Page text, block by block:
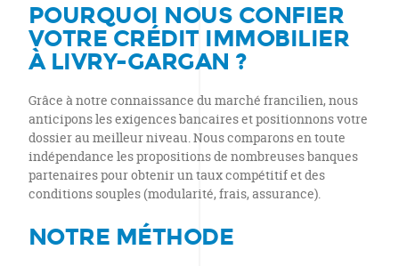
POURQUOI NOUS CONFIER
VOTRE CRÉDIT IMMOBILIER
À LIVRY-GARGAN ?
Grâce à notre connaissance du marché francilien, nous
anticipons les exigences bancaires et positionnons votre
dossier au meilleur niveau. Nous comparons en toute
indépendance les propositions de nombreuses banques
partenaires pour obtenir un taux compétitif et des
conditions souples (modularité, frais, assurance).
NOTRE MÉTHODE